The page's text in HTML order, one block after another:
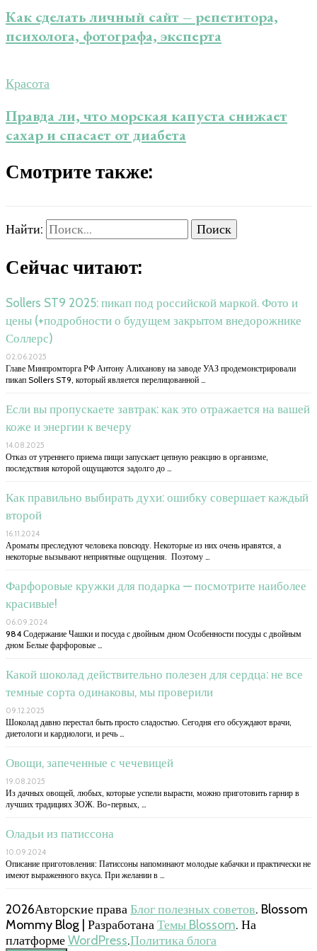
Как сделать личный сайт – репетитора,
психолога, фотографа, эксперта
Красота
Правда ли, что морская капуста снижает
сахар и спасает от диабета
Смотрите также:
Найти:
Сейчас читают:
Sollers ST9 2025: пикап под российской маркой. Фото и
цены (+подробности о будущем закрытом внедорожнике
Соллерс)
02.06.2025
Главе Минпромторга РФ Антону Алиханову на заводе УАЗ продемонстрировали
пикап Sollers ST9, который является перелицованной …
Если вы пропускаете завтрак: как это отражается на вашей
коже и энергии к вечеру
14.08.2025
Отказ от утреннего приема пищи запускает цепную реакцию в организме,
последствия которой ощущаются задолго до …
Как правильно выбирать духи: ошибку совершает каждый
второй
16.11.2024
Ароматы преследуют человека повсюду. Некоторые из них очень нравятся, а
некоторые вызывают неприятные ощущения. Поэтому …
Фарфоровые кружки для подарка — посмотрите наиболее
красивые!
06.09.2024
984 Содержание Чашки и посуда с двойным дном Особенности посуды с двойным
дном Белые фарфоровые …
Какой шоколад действительно полезен для сердца: не все
темные сорта одинаковы, мы проверили
09.12.2025
Шоколад давно перестал быть просто сладостью. Сегодня его обсуждают врачи,
диетологи и кардиологи, и речь …
Овощи, запеченные с чечевицей
19.08.2025
Из дачных овощей, любых, которые успели вырасти, можно приготовить гарнир в
лучших традициях ЗОЖ. Во-первых, …
Оладьи из патиссона
10.09.2024
Описание приготовления: Патиссоны напоминают молодые кабачки и практически не
имеют выраженного вкуса. При желании в …
2026Авторские праваБлог полезных советов. Blossom
Mommy Blog | РазработанаТемы Blossom. На
платформеWordPress.Политика блога